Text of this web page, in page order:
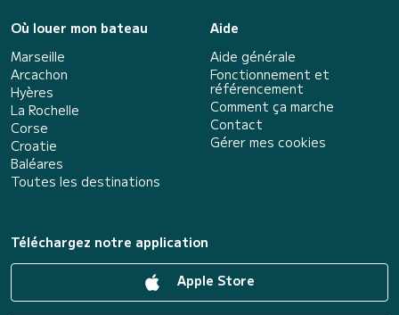
Où louer mon bateau
Marseille
Arcachon
Hyères
La Rochelle
Corse
Croatie
Baléares
Toutes les destinations
Aide
Aide générale
Fonctionnement et
référencement
Comment ça marche
Contact
Gérer mes cookies
Téléchargez notre application
Apple Store